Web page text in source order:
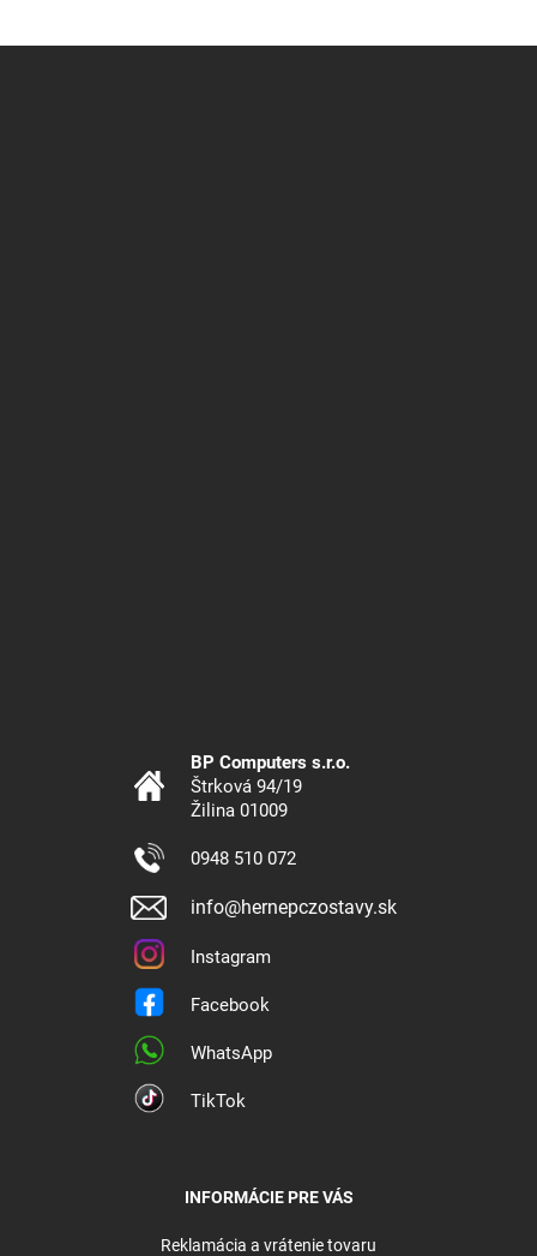
BP Computers s.r.o.
Štrková 94/19
Žilina 01009
0948 510 072
info@hernepczostavy.sk
Instagram
Facebook
WhatsApp
TikTok
INFORMÁCIE PRE VÁS
Reklamácia a vrátenie tovaru